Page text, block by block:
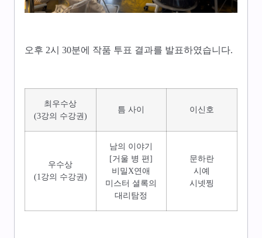
오후 2시 30분에 작품 투표 결과를 발표하였습니다.
최우수상
(3강의 수강권)
틈 사이 이신호
우수상
(1강의 수강권)
남의 이야기
[거울 병 편]
비밀X연애
미스터 셜록의
대리탐정
문하란
시예
시넷찡